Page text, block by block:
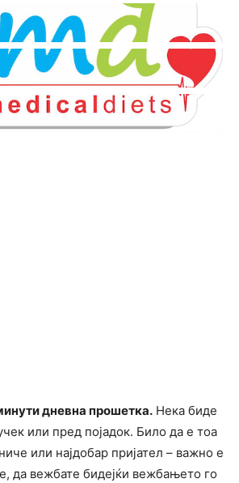
дневна прошетка. Нека биде
или пред појадок. Било да е тоа
или најдобар пријател – важно е
да вежбате бидејќи вежбањето го